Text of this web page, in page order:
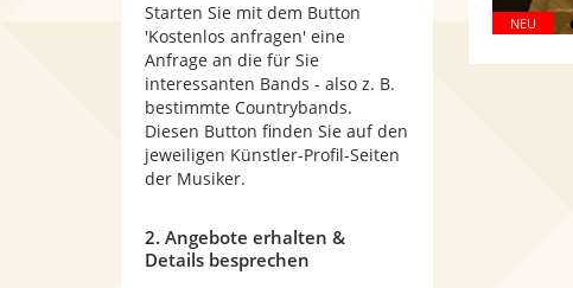
Starten Sie mit dem Button
'Kostenlos anfragen' eine
Anfrage an die für Sie
interessanten Bands - also z. B.
bestimmte Countrybands.
Diesen Button finden Sie auf den
jeweiligen Künstler-Profil-Seiten
der Musiker.
2. Angebote erhalten &
Details besprechen